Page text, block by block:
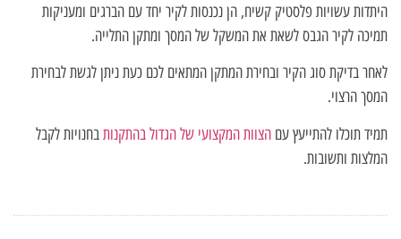
היתדות עשויות פלסטיק קשיח, הן נכנסות לקיר יחד עם הברגים ומעניקות
תמיכה לקיר הגבס לשאת את המשקל של המסך ומתקן התלייה.
לאחר בדיקת סוג הקיר ובחירת המתקן המתאים לכם כעת ניתן לגשת לבחירת
המסך הרצוי.
תמיד תוכלו להתייעץ עם הצוות המקצועי של הגדול בהתקנותבחנויות לקבל
המלצות ותשובות.